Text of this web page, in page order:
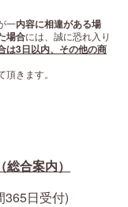
一内容に相違がある場
場合には、誠に恐れ入り
は3日以内、その他の商
きます。
合案内）
365日受付)